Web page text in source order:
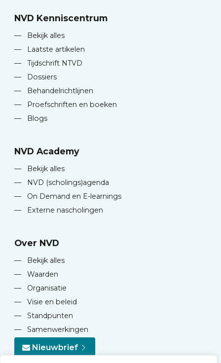
NVD Kenniscentrum
—
Bekijk alles
—
Laatste artikelen
—
Tijdschrift NTVD
—
Dossiers
—
Behandelrichtlijnen
—
Proefschriften en boeken
—
Blogs
NVD Academy
—
Bekijk alles
—
NVD (scholings)agenda
—
On Demand en E-learnings
—
Externe nascholingen
Over NVD
—
Bekijk alles
—
Waarden
—
Organisatie
—
Visie en beleid
—
Standpunten
—
Samenwerkingen
Nieuwbrief